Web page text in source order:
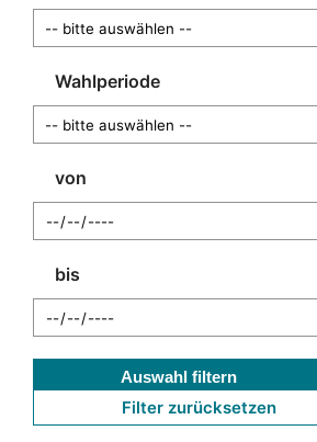
Wahlperiode
von
bis
Auswahl filtern
Filter zurücksetzen